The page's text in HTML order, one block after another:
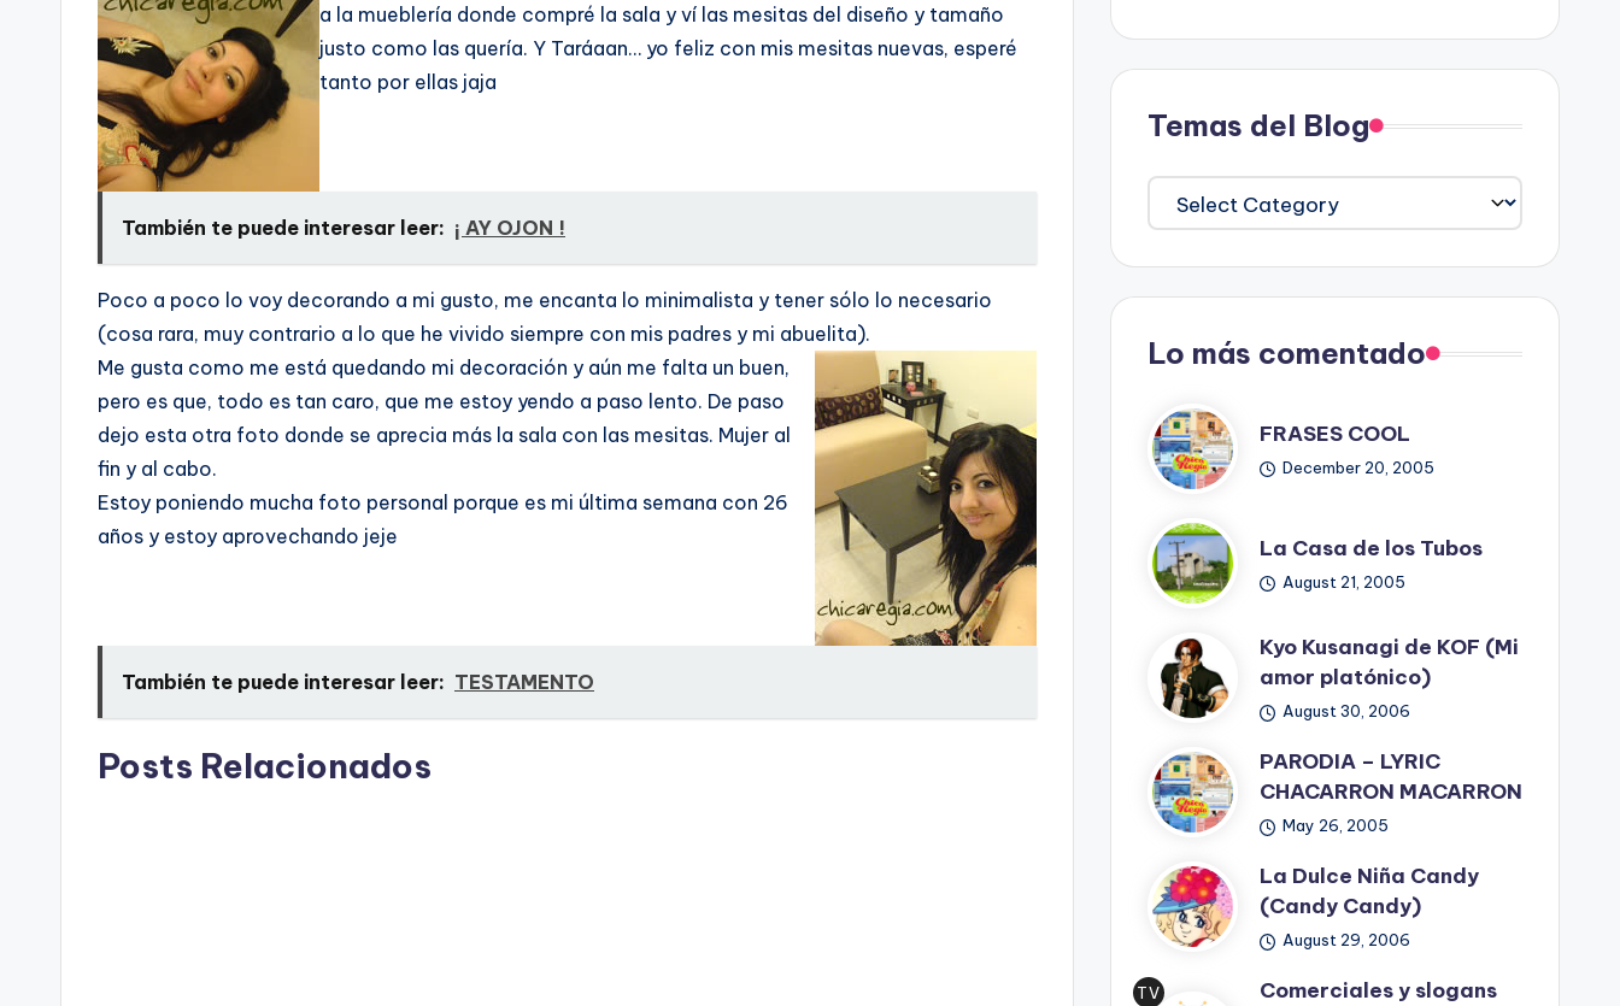
a la mueblerí­a donde compré la sala y ví­ las mesitas del diseño y tamaño
justo como las querí­a. Y Taráaan… yo feliz con mis mesitas nuevas, esperé
tanto por ellas jaja
También te puede interesar leer: ¡ AY OJON !
Poco a poco lo voy decorando a mi gusto, me encanta lo minimalista y tener sólo lo necesario
(cosa rara, muy contrario a lo que he vivido siempre con mis padres y mi abuelita).
Me gusta como me está quedando mi decoración y aún me falta un buen,
pero es que, todo es tan caro, que me estoy yendo a paso lento. De paso
dejo esta otra foto donde se aprecia más la sala con las mesitas. Mujer al
fin y al cabo.
Estoy poniendo mucha foto personal porque es mi última semana con 26
años y estoy aprovechando jeje
También te puede interesar leer: TESTAMENTO
Posts Relacionados
Temas del Blog
Temas
del
Blog
Lo más comentado
FRASES COOL
December 20, 2005
La Casa de los Tubos
August 21, 2005
Kyo Kusanagi de KOF (Mi
amor platónico)
August 30, 2006
PARODIA – LYRIC
CHACARRON MACARRON
May 26, 2005
La Dulce Niña Candy
(Candy Candy)
August 29, 2006
TV
Comerciales y slogans